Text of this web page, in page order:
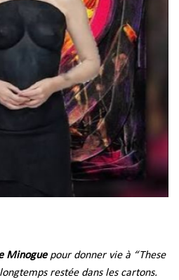
Minogue pour donner vie à “These
restée dans les cartons.